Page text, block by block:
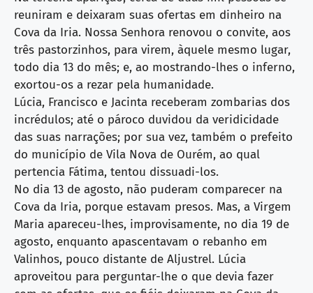
reuniram e deixaram suas ofertas em dinheiro na
Cova da Iria. Nossa Senhora renovou o convite, aos
três pastorzinhos, para virem, àquele mesmo lugar,
todo dia 13 do mês; e, ao mostrando-lhes o inferno,
exortou-os a rezar pela humanidade.
Lúcia, Francisco e Jacinta receberam zombarias dos
incrédulos; até o pároco duvidou da veridicidade
das suas narrações; por sua vez, também o prefeito
do município de Vila Nova de Ourém, ao qual
pertencia Fátima, tentou dissuadi-los.
No dia 13 de agosto, não puderam comparecer na
Cova da Iria, porque estavam presos. Mas, a Virgem
Maria apareceu-lhes, improvisamente, no dia 19 de
agosto, enquanto apascentavam o rebanho em
Valinhos, pouco distante de Aljustrel. Lúcia
aproveitou para perguntar-lhe o que devia fazer